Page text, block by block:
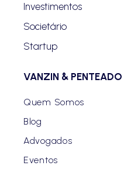
Investimentos
Societário
Startup
VANZIN & PENTEADO
Quem Somos
Blog
Advogados
Eventos